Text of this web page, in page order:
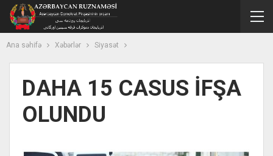
Ana səhifə Xəbərlər Siyasət
DAHA 15 CASUS İFŞA
OLUNDU